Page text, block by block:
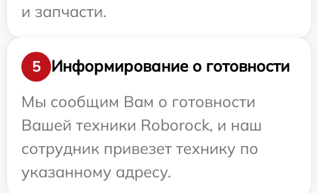
и запчасти.
5
Информирование о готовности
Мы сообщим Вам о готовности
Вашей техники Roborock, и наш
сотрудник привезет технику по
указанному адресу.